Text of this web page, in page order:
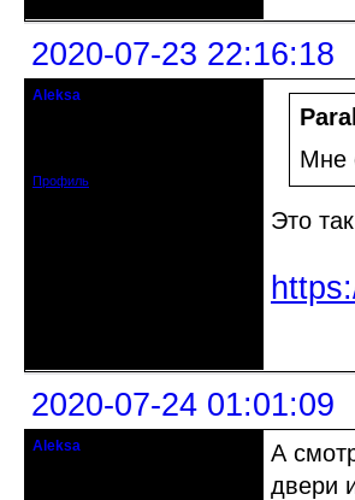
2020-07-23 22:16:18
Aleksa
Профиль
Мне
Это
2020-07-24 01:01:09
Aleksa
А
двери